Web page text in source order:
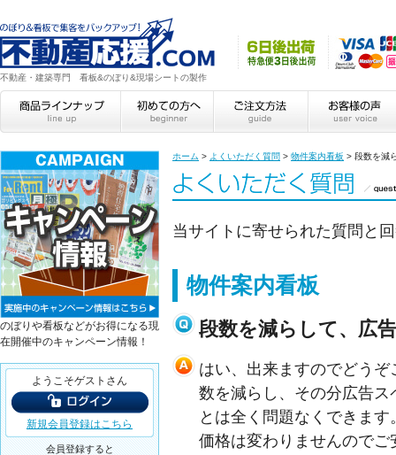
不動産・建築専門 看板&のぼり&現場シートの製作
ホーム > よくいただく質問 > 物件案内看板 > 段数を減
当サイトに寄せられた質問と
物件案内看板
段数を減らして、広
はい、出来ますのでどう
数を減らし、その分広告
とは全く問題なくできます
価格は変わりませんのでご
のぼりや看板などがお得になる現
在開催中のキャンペーン情報！
ようこそゲストさん
新規会員登録はこちら
会員登録すると